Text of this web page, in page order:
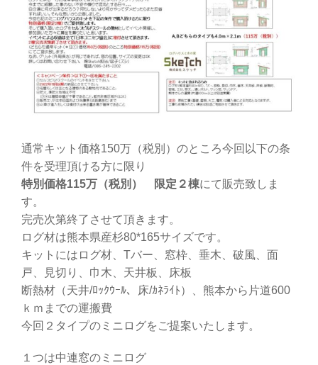
通常キット価格150万（税別）のところ今回以下の条
件を受理頂ける方に限り
特別価格115万（税別） 限定２棟にて販売致しま
す。
完売次第終了させて頂きます。
ログ材は熊本県産杉80*165サイズです。
キットにはログ材、Tバー、窓枠、垂木、破風、面
戸、見切り、巾木、天井板、床板
断熱材（天井/ﾛｯｸｳｰﾙ、床/ｶﾈﾗｲﾄ）、熊本から片道600
ｋｍまでの運搬費
今回２タイプのミニログをご提案いたします。
１つは中連窓のミニログ